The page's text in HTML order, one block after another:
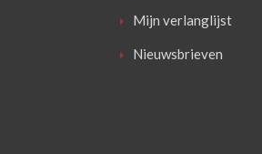
Mijn verlanglijst
Nieuwsbrieven